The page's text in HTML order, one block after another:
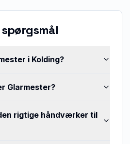
i Kolding?
Glarmester?
rigtige håndværker til